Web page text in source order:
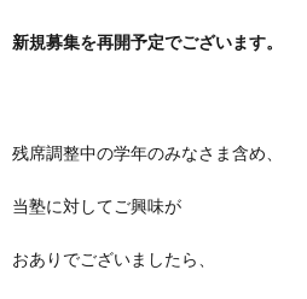
新規募集を再開予定でございます。
残席調整中の学年のみなさま含め、
当塾に対してご興味が
おありでございましたら、